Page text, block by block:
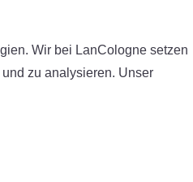
Wir bei LanCologne setzen
zu analysieren. Unser